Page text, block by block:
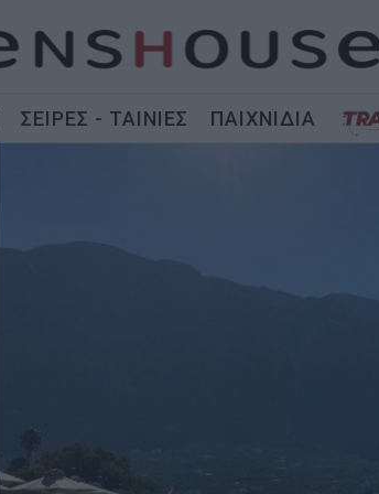
ΣΕΙΡΕΣ - ΤΑΙΝΙΕΣ ΠΑΙΧΝΙΔΙΑ